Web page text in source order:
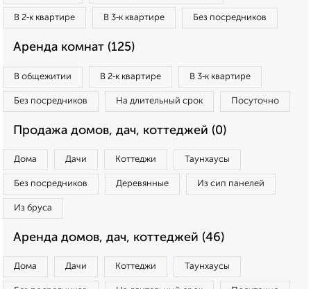
В 2‑к квартире В 3‑к квартире Без посредников
Аренда комнат (125)
В общежитии В 2‑к квартире В 3‑к квартире
Без посредников На длительный срок Посуточно
Продажа домов, дач, коттеджей (0)
Дома Дачи Коттеджи Таунхаусы
Без посредников Деревянные Из сип панелей
Из бруса
Аренда домов, дач, коттеджей (46)
Дома Дачи Коттеджи Таунхаусы